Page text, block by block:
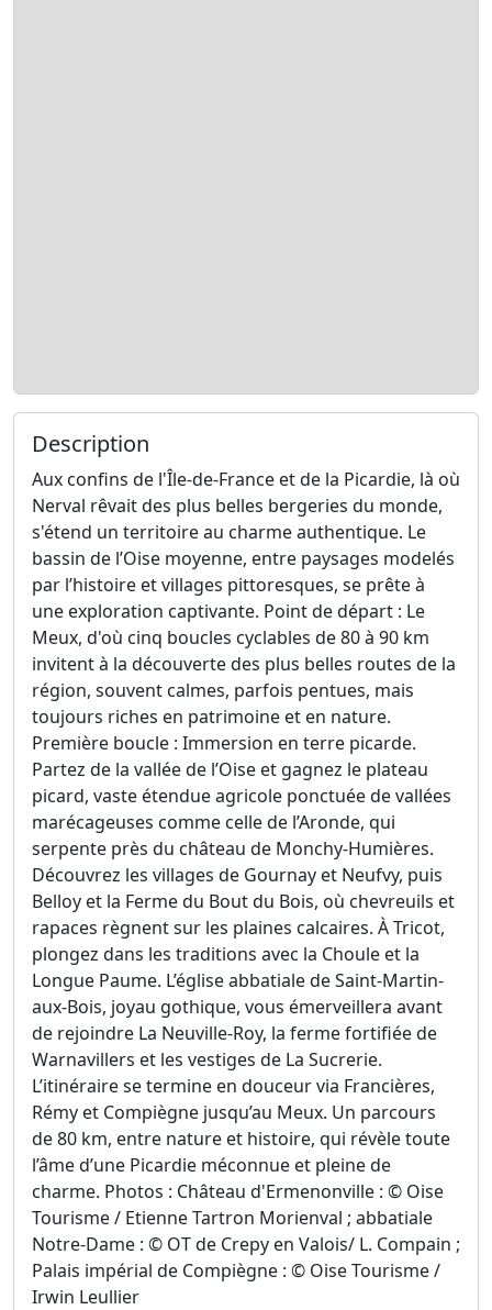
Description
Aux confins de l'Île-de-France et de la Picardie, là où
Nerval rêvait des plus belles bergeries du monde,
s'étend un territoire au charme authentique. Le
bassin de l’Oise moyenne, entre paysages modelés
par l’histoire et villages pittoresques, se prête à
une exploration captivante. Point de départ : Le
Meux, d'où cinq boucles cyclables de 80 à 90 km
invitent à la découverte des plus belles routes de la
région, souvent calmes, parfois pentues, mais
toujours riches en patrimoine et en nature.
Première boucle : Immersion en terre picarde.
Partez de la vallée de l’Oise et gagnez le plateau
picard, vaste étendue agricole ponctuée de vallées
marécageuses comme celle de l’Aronde, qui
serpente près du château de Monchy-Humières.
Découvrez les villages de Gournay et Neufvy, puis
Belloy et la Ferme du Bout du Bois, où chevreuils et
rapaces règnent sur les plaines calcaires. À Tricot,
plongez dans les traditions avec la Choule et la
Longue Paume. L’église abbatiale de Saint-Martin-
aux-Bois, joyau gothique, vous émerveillera avant
de rejoindre La Neuville-Roy, la ferme fortifiée de
Warnavillers et les vestiges de La Sucrerie.
L’itinéraire se termine en douceur via Francières,
Rémy et Compiègne jusqu’au Meux. Un parcours
de 80 km, entre nature et histoire, qui révèle toute
l’âme d’une Picardie méconnue et pleine de
charme. Photos : Château d'Ermenonville : © Oise
Tourisme / Etienne Tartron Morienval ; abbatiale
Notre-Dame : © OT de Crepy en Valois/ L. Compain ;
Palais impérial de Compiègne : © Oise Tourisme /
Irwin Leullier